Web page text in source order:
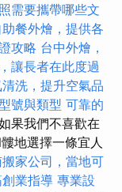
需要攜帶哪些文
助餐外燴，提供各
攻略 台中外燴，
讓長者在此度過
洗，提升空氣品
號與類型 可靠的
果我們不喜歡在
地選擇一條宜人
搬家公司，當地可
業指導 專業設